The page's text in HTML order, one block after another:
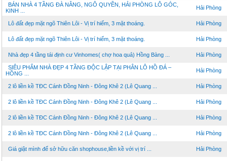
BÁN NHÀ 4 TẦNG ĐÀ NẴNG, NGÔ QUYỀN, HẢI PHÒNG LÔ GÓC,
KINH ...
Hải Phòng
Lô đất đẹp mặt ngõ Thiên Lôi - Vị trí hiếm, 3 mặt thoáng. Hải Phòng
Lô đất đẹp mặt ngõ Thiên Lôi - Vị trí hiếm, 3 mặt thoáng. Hải Phòng
Nhà đẹp 4 tầng tái định cư Vinhomes( chợ hoa quả) Hồng Bàng ... Hải Phòng
SIÊU PHẨM NHÀ ĐẸP 4 TẦNG ĐỘC LẬP TẠI PHÂN LÔ HỒ ĐÁ –
HỒNG ...
Hải Phòng
2 lô liền kề TĐC Cánh Đồng Ninh - Đông Khê 2 (Lê Quang ... Hải Phòng
2 lô liền kề TĐC Cánh Đồng Ninh - Đông Khê 2 (Lê Quang ... Hải Phòng
2 lô liền kề TĐC Cánh Đồng Ninh - Đông Khê 2 (Lê Quang ... Hải Phòng
2 lô liền kề TĐC Cánh Đồng Ninh - Đông Khê 2 (Lê Quang ... Hải Phòng
Giá giật mình để sở hữu căn shophouse,liền kề với vị trí ... Hải Phòng